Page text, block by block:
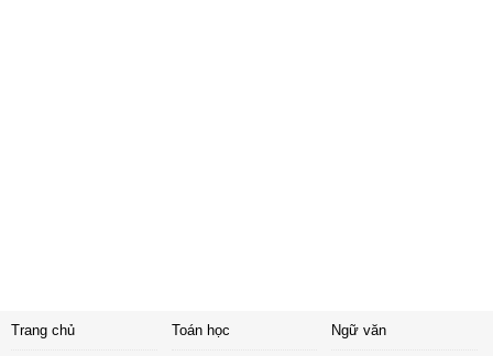
Trang chủ Toán học Ngữ văn